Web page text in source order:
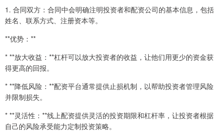
1. 合同双方：合同中会明确注明投资者和配资公司的基本信息，包括
姓名、联系方式、注册资本等。
**优势：**
* **放大收益：**杠杆可以放大投资者的收益，让他们用更少的资金获
得更高的回报。
* **降低风险：**配资平台通常提供止损机制，以帮助投资者管理风险
并限制损失。
* **灵活性：**线上配资提供灵活的投资期限和杠杆率，让投资者根据
自己的风险承受能力定制投资策略。